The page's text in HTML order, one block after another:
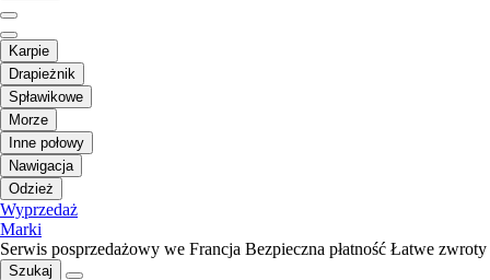
Karpie
Drapieżnik
Spławikowe
Morze
Inne połowy
Nawigacja
Odzież
Wyprzedaż
Marki
Serwis posprzedażowy we Francja Bezpieczna płatność Łatwe zwroty
Szukaj